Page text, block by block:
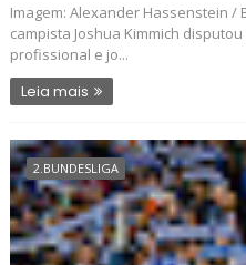
Imagem: Alexander Hassenstein /
campista Joshua Kimmich
profissional e jo...
Leia mais
2.BUNDESLIGA